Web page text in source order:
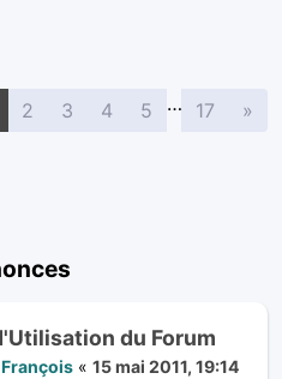
2 3 4 5 … 17 »
du Forum
François « 15 mai 2011, 19:14